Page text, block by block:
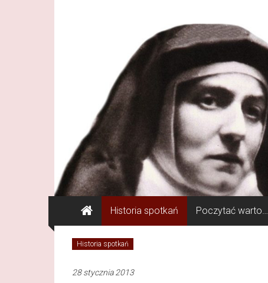
Communio Crucis
Centrum Kultury Duchowej
Historia spotkań Poczytać warto…
Historia spotkań
28 stycznia 2013